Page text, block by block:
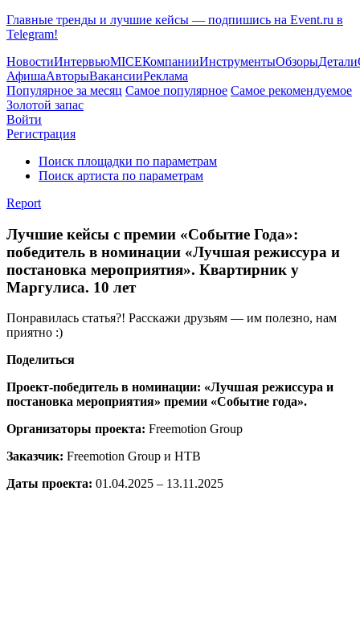
Главные тренды и лучшие кейсы — подпишись на Event.ru в
Telegram!
НовостиИнтервьюMICEКомпанииИнструментыОбзорыДетали
АфишаАвторыВакансииРеклама
Популярное за месяц Самое популярное Самое рекомендуемое
Золотой запас
Войти
Регистрация
Поиск площадки по параметрам
Поиск артиста по параметрам
Report
Лучшие кейсы с премии «Событие Года»:
победитель в номинации «Лучшая режиссура и
постановка мероприятия». Квартирник у
Маргулиса. 10 лет
Понравилась статья?! Расскажи друзьям — им полезно, нам
приятно :)
Поделиться
Проект-победитель в номинации: «Лучшая режиссура и
постановка мероприятия» премии «Событие года».
Организаторы проекта: Freemotion Group
Заказчик: Freemotion Group и НТВ
Даты проекта: 01.04.2025 – 13.11.2025